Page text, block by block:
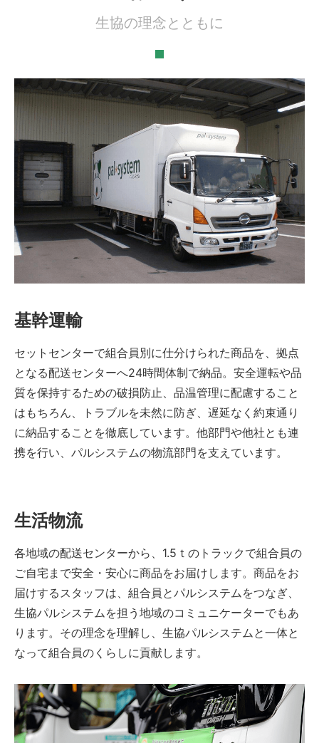
生協の理念とともに
基幹運輸
セットセンターで組合員別に仕分けられた商品を、拠点
となる配送センターへ24時間体制で納品。安全運転や品
質を保持するための破損防止、品温管理に配慮すること
はもちろん、トラブルを未然に防ぎ、遅延なく約束通り
に納品することを徹底しています。他部門や他社とも連
携を行い、パルシステムの物流部門を支えています。
生活物流
各地域の配送センターから、1.5ｔのトラックで組合員の
ご自宅まで安全・安心に商品をお届けします。商品をお
届けするスタッフは、組合員とパルシステムをつなぎ、
生協パルシステムを担う地域のコミュニケーターでもあ
ります。その理念を理解し、生協パルシステムと一体と
なって組合員のくらしに貢献します。